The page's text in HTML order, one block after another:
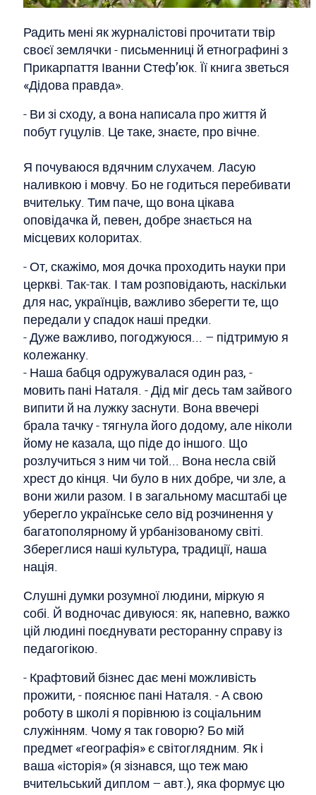
Радить мені як журналістові прочитати твір
своєї землячки - письменниці й етнографині з
Прикарпаття Іванни Стеф’юк. Її книга зветься
«Дідова правда».
- Ви зі сходу, а вона написала про життя й
побут гуцулів. Це таке, знаєте, про вічне.
Я почуваюся вдячним слухачем. Ласую
наливкою і мовчу. Бо не годиться перебивати
вчительку. Тим паче, що вона цікава
оповідачка й, певен, добре знається на
місцевих колоритах.
- От, скажімо, моя дочка проходить науки при
церкві. Так-так. І там розповідають, наскільки
для нас, українців, важливо зберегти те, що
передали у спадок наші предки.
- Дуже важливо, погоджуюся... – підтримую я
колежанку.
- Наша бабця одружувалася один раз, -
мовить пані Наталя. - Дід міг десь там зайвого
випити й на лужку заснути. Вона ввечері
брала тачку - тягнула його додому, але ніколи
йому не казала, що піде до іншого. Що
розлучиться з ним чи той... Вона несла свій
хрест до кінця. Чи було в них добре, чи зле, а
вони жили разом. І в загальному масштабі це
уберегло українське село від розчинення у
багатополярному й урбанізованому світі.
Збереглися наші культура, традиції, наша
нація.
Слушні думки розумної людини, міркую я
собі. Й водночас дивуюся: як, напевно, важко
цій людині поєднувати ресторанну справу із
педагогікою.
- Крафтовий бізнес дає мені можливість
прожити, - пояснює пані Наталя. - А свою
роботу в школі я порівнюю із соціальним
служінням. Чому я так говорю? Бо мій
предмет «географія» є світоглядним. Як і
ваша «історія» (я зізнався, що теж маю
вчительський диплом – авт.), яка формує цю